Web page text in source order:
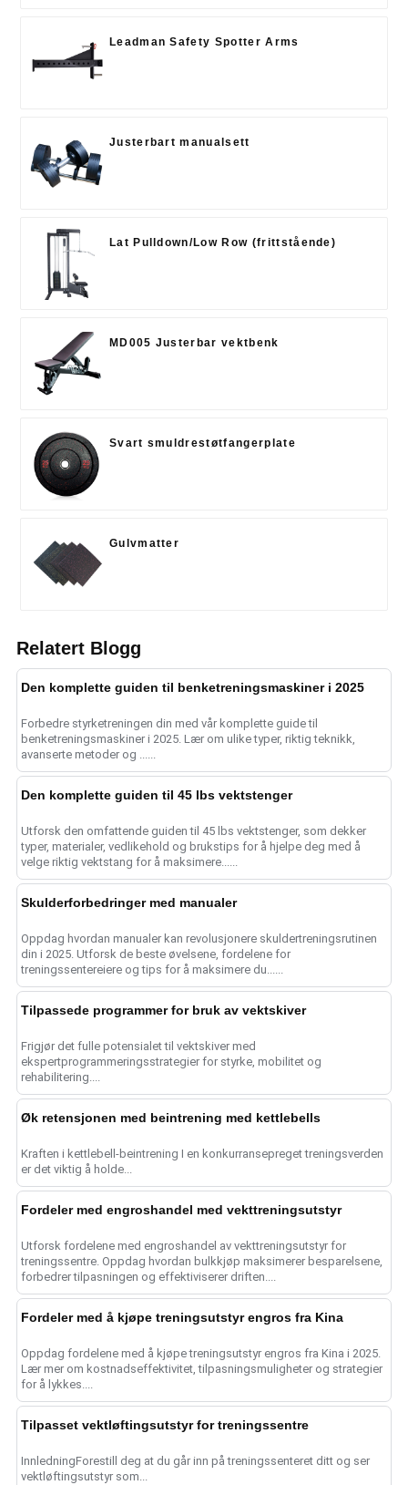
Leadman Safety Spotter Arms
Justerbart manualsett
Lat Pulldown/Low Row (frittstående)
MD005 Justerbar vektbenk
Svart smuldrestøtfangerplate
Gulvmatter
Relatert Blogg
Den komplette guiden til benketreningsmaskiner i 2025
Forbedre styrketreningen din med vår komplette guide til
benketreningsmaskiner i 2025. Lær om ulike typer, riktig teknikk,
avanserte metoder og ......
Den komplette guiden til 45 lbs vektstenger
Utforsk den omfattende guiden til 45 lbs vektstenger, som dekker
typer, materialer, vedlikehold og brukstips for å hjelpe deg med å
velge riktig vektstang for å maksimere......
Skulderforbedringer med manualer
Oppdag hvordan manualer kan revolusjonere skuldertreningsrutinen
din i 2025. Utforsk de beste øvelsene, fordelene for
treningssentereiere og tips for å maksimere du......
Tilpassede programmer for bruk av vektskiver
Frigjør det fulle potensialet til vektskiver med
ekspertprogrammeringsstrategier for styrke, mobilitet og
rehabilitering....
Øk retensjonen med beintrening med kettlebells
Kraften i kettlebell-beintrening I en konkurransepreget treningsverden
er det viktig å holde...
Fordeler med engroshandel med vekttreningsutstyr
Utforsk fordelene med engroshandel av vekttreningsutstyr for
treningssentre. Oppdag hvordan bulkkjøp maksimerer besparelsene,
forbedrer tilpasningen og effektiviserer driften....
Fordeler med å kjøpe treningsutstyr engros fra Kina
Oppdag fordelene med å kjøpe treningsutstyr engros fra Kina i 2025.
Lær mer om kostnadseffektivitet, tilpasningsmuligheter og strategier
for å lykkes....
Tilpasset vektløftingsutstyr for treningssentre
InnledningForestill deg at du går inn på treningssenteret ditt og ser
vektløftingsutstyr som...